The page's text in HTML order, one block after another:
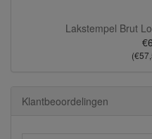
Lakstempel Brut
Klantbeoordelingen